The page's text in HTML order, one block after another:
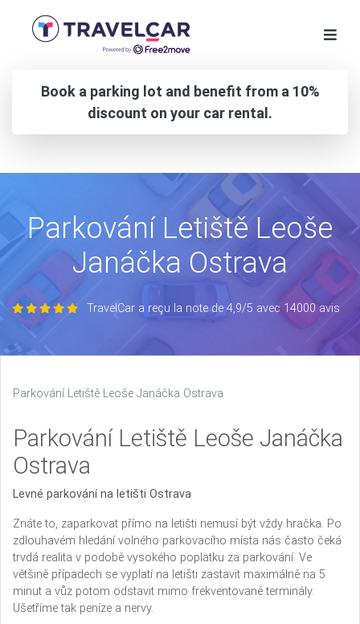
Book a parking lot and benefit from a 10%
discount on your car rental.
Parkování Letiště Leoše
Janáčka Ostrava
TravelCar a reçu la note de 4,9/5 avec 14000 avis
Parkování Letiště Leoše Janáčka Ostrava
Parkování Letiště Leoše Janáčka
Ostrava
Levné parkování na letišti Ostrava
Znáte to, zaparkovat přímo na letišti nemusí být vždy hračka. Po
zdlouhavém hledání volného parkovacího místa nás často čeká
trvdá realita v podobě vysokého poplatku za parkování. Ve
většině případech se vyplatí na letišti zastavit maximálně na 5
minut a vůz potom odstavit mimo frekventované terminály.
Ušetříme tak peníze a nervy.